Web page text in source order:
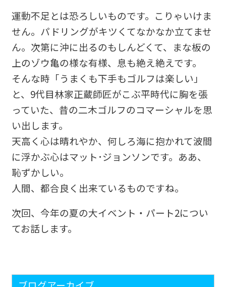
運動不足とは恐ろしいものです。こりゃいけま
せん。パドリングがキツくてなかなか立てませ
ん。次第に沖に出るのもしんどくて、まな板の
上のゾウ亀の様な有様、息も絶え絶えです。
そんな時「うまくも下手もゴルフは楽しい」
と、9代目林家正蔵師匠がこぶ平時代に胸を張
っていた、昔の二木ゴルフのコマーシャルを思
い出します。
天高く心は晴れやか、何しろ海に抱かれて波間
に浮かぶ心はマット･ジョンソンです。ああ、
恥ずかしい。
人間、都合良く出来ているものですね。
次回、今年の夏の大イベント・パート2につい
てお話します。